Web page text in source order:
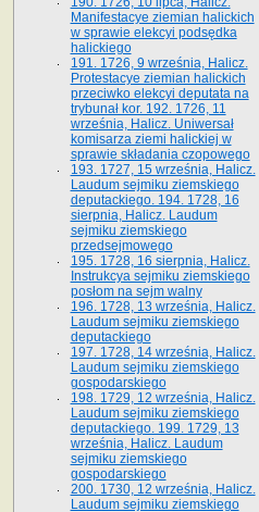
Manifestacye ziemian halickich
w sprawie elekcyi podsędka
halickiego
191. 1726, 9 września, Halicz.
Protestacye ziemian halickich
przeciwko elekcyi deputata na
trybunał kor. 192. 1726, 11
września, Halicz. Uniwersał
komisarza ziemi halickiej w
sprawie składania czopowego
193. 1727, 15 września, Halicz.
Laudum sejmiku ziemskiego
deputackiego. 194. 1728, 16
sierpnia, Halicz. Laudum
sejmiku ziemskiego
przedsejmowego
195. 1728, 16 sierpnia, Halicz.
Instrukcya sejmiku ziemskiego
posłom na sejm walny
196. 1728, 13 września, Halicz.
Laudum sejmiku ziemskiego
deputackiego
197. 1728, 14 września, Halicz.
Laudum sejmiku ziemskiego
gospodarskiego
198. 1729, 12 września, Halicz.
Laudum sejmiku ziemskiego
deputackiego. 199. 1729, 13
września, Halicz. Laudum
sejmiku ziemskiego
gospodarskiego
200. 1730, 12 września, Halicz.
Laudum sejmiku ziemskiego